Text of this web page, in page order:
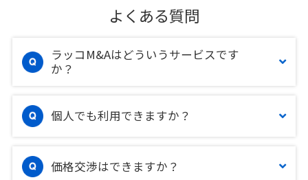
よくある質問
ラッコM&Aはどういうサービスです
か？
個人でも利用できますか？
価格交渉はできますか？